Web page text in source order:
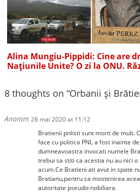
Alina Mungiu-Pippidi: Cine are
Națiunile Unite? O zi la ONU.
8 thoughts on “Orbanii și
Anonim 28 mai 2020 at 11:12
Bratienii pnlisti sunt morti de mult.
face cu politica PNL a fost inainte
dumneavoastra invocati numele
trebui sa stiti ca acestia nu au nici
acum.Ce Bratieni ati avut in spate
Bratianu,pentru ca mostenirea
autoritate pseudo-nobiliara.